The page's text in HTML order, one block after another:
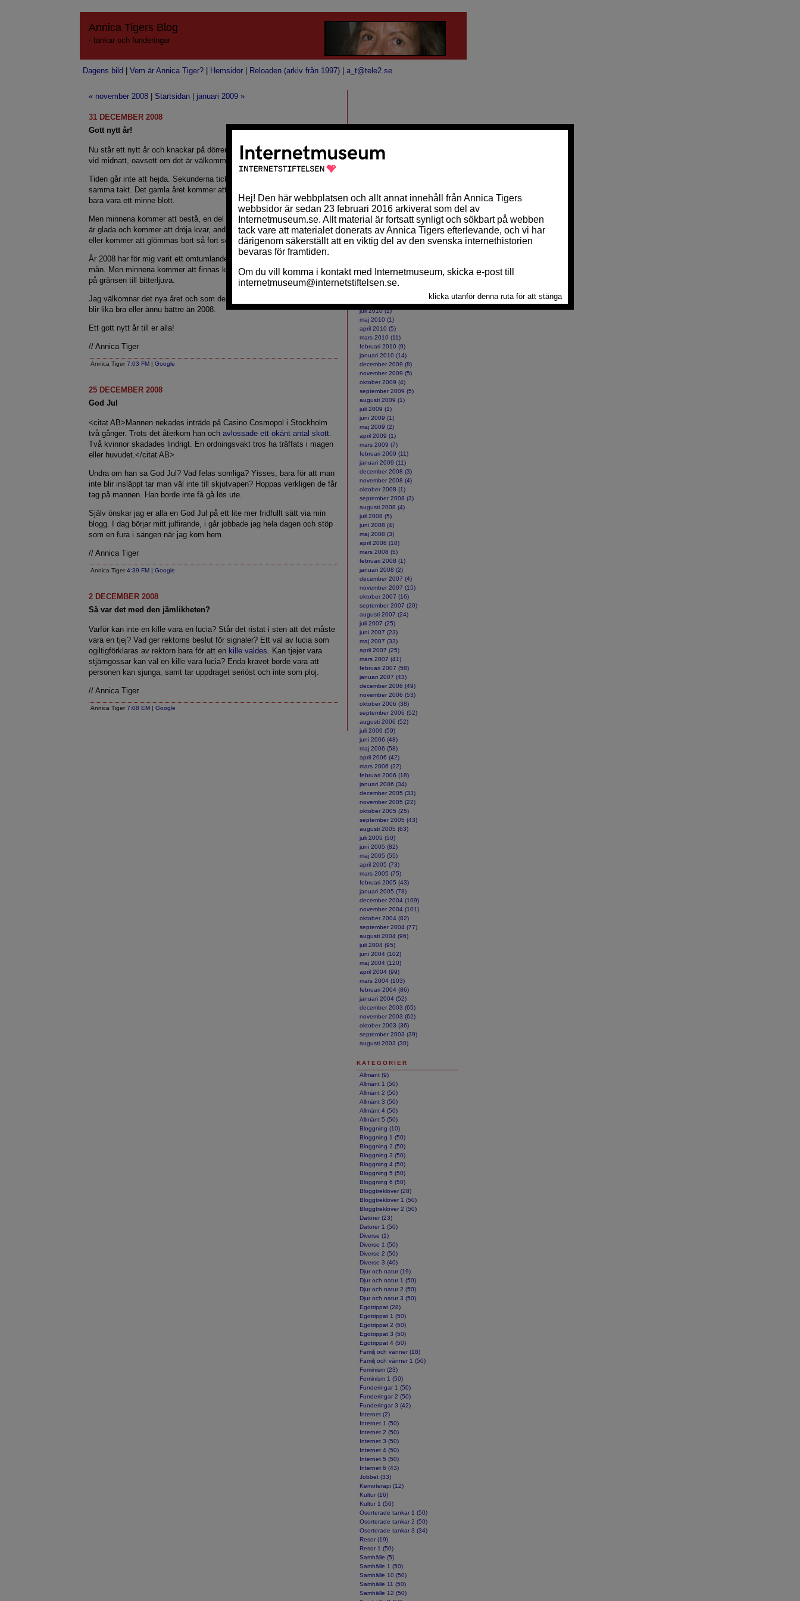
Annica Tigers Blog
- tankar och funderingar
Dagens bild |Vem är Annica Tiger? Hemsidor Reloaden (arkiv från 1997) |a_t@tele2.se
« november 2008 Startsidan januari 2009 »
31 DECEMBER 2008
Gott nytt år!
Nu står ett nytt år och knackar på dörren. I kväll släpps det nya året in
vid midnatt, oavsett om det är välkommet eller inte.
Tiden går inte att hejda. Sekunderna tickar på. Livet rinner undan i
samma takt. Det gamla året kommer att gå ut bakvägen och med det
bara vara ett minne blott.
Men minnena kommer att bestå, en del längre än andra. En del minnen
är glada och kommer att dröja kvar, andra minnen har redan glömts bort
eller kommer att glömmas bort så fort som möjligt.
År 2008 har för mig varit ett omtumlande år. Nästan osannolikt i viss
mån. Men minnena kommer att finnas kvar länge. Ljuva minnen, en del
på gränsen till bitterljuva.
Jag välkomnar det nya året och som de flesta hoppas jag på att 2009
blir lika bra eller ännu bättre än 2008.
Ett gott nytt år till er alla!
// Annica Tiger
Annica Tiger7:03 FM |Google
25 DECEMBER 2008
God Jul
<citat AB>Mannen nekades inträde på Casino Cosmopol i Stockholm
två gånger. Trots det återkom han ochavlossade ett okänt antal skott.
Två kvinnor skadades lindrigt. En ordningsvakt tros ha träffats i magen
eller huvudet.</citat AB>
Undra om han sa God Jul? Vad felas somliga? Yisses, bara för att man
inte blir insläppt tar man väl inte till skjutvapen? Hoppas verkligen de får
tag på mannen. Han borde inte få gå lös ute.
Själv önskar jag er alla en God Jul på ett lite mer fridfullt sätt via min
blogg. I dag börjar mitt julfirande, i går jobbade jag hela dagen och stöp
som en fura i sängen när jag kom hem.
// Annica Tiger
Annica Tiger4:39 FM |Google
2 DECEMBER 2008
Så var det med den jämlikheten?
Varför kan inte en kille vara en lucia? Står det ristat i sten att det måste
vara en tjej? Vad ger rektorns beslut för signaler? Ett val av lucia som
ogiltigförklaras av rektorn bara för att en kille valdes. Kan tjejer vara
stjärngossar kan väl en kille vara lucia? Enda kravet borde vara att
personen kan sjunga, samt tar uppdraget seriöst och inte som ploj.
// Annica Tiger
Annica Tiger7:08 EM |Google
Sön
Mån Ons Fre
Lör
1
2 3 4 5
6
7
8 9 10 11 12
13
14
15 16 17 18 19
20
21
22 23 24 25 26
27
28
29 30 31
ARKIV
oktober 2010 (2)
juli 2010 (1)
maj 2010 (1)
april 2010 (5)
mars 2010 (11)
februari 2010 (9)
januari 2010 (14)
december 2009 (8)
november 2009 (5)
oktober 2009 (4)
september 2009 (5)
augusti 2009 (1)
juli 2009 (1)
juni 2009 (1)
maj 2009 (2)
april 2009 (1)
mars 2009 (7)
februari 2009 (11)
januari 2009 (11)
december 2008 (3)
november 2008 (4)
oktober 2008 (1)
september 2008 (3)
augusti 2008 (4)
juli 2008 (5)
juni 2008 (4)
maj 2008 (3)
april 2008 (10)
mars 2008 (5)
februari 2008 (1)
januari 2008 (2)
december 2007 (4)
november 2007 (15)
oktober 2007 (16)
september 2007 (20)
augusti 2007 (24)
juli 2007 (25)
juni 2007 (23)
maj 2007 (33)
april 2007 (25)
mars 2007 (41)
februari 2007 (58)
januari 2007 (43)
december 2006 (49)
november 2006 (53)
oktober 2006 (38)
september 2006 (52)
augusti 2006 (52)
juli 2006 (59)
juni 2006 (48)
maj 2006 (58)
april 2006 (42)
mars 2006 (22)
februari 2006 (18)
januari 2006 (34)
december 2005 (33)
november 2005 (22)
oktober 2005 (25)
september 2005 (43)
augusti 2005 (63)
juli 2005 (50)
juni 2005 (82)
maj 2005 (55)
april 2005 (73)
mars 2005 (75)
februari 2005 (43)
januari 2005 (78)
december 2004 (109)
november 2004 (101)
oktober 2004 (82)
september 2004 (77)
augusti 2004 (96)
juli 2004 (95)
juni 2004 (102)
maj 2004 (120)
april 2004 (99)
mars 2004 (103)
februari 2004 (86)
januari 2004 (52)
december 2003 (65)
november 2003 (62)
oktober 2003 (36)
september 2003 (39)
augusti 2003 (30)
KATEGORIER
Allmänt (9)
Allmänt 1 (50)
Allmänt 2 (50)
Allmänt 3 (50)
Allmänt 4 (50)
Allmänt 5 (50)
Bloggning (10)
Bloggning 1 (50)
Bloggning 2 (50)
Bloggning 3 (50)
Bloggning 4 (50)
Bloggning 5 (50)
Bloggning 6 (50)
Bloggtreklöver (28)
Bloggtreklöver 1 (50)
Bloggtreklöver 2 (50)
Datorer (23)
Datorer 1 (50)
Diverse (1)
Diverse 1 (50)
Diverse 2 (50)
Diverse 3 (40)
Djur och natur (19)
Djur och natur 1 (50)
Djur och natur 2 (50)
Djur och natur 3 (50)
Egotrippat (28)
Egotrippat 1 (50)
Egotrippat 2 (50)
Egotrippat 3 (50)
Egotrippat 4 (50)
Familj och vänner (18)
Familj och vänner 1 (50)
Feminism (23)
Feminism 1 (50)
Funderingar 1 (50)
Funderingar 2 (50)
Funderingar 3 (42)
Internet (2)
Internet 1 (50)
Internet 2 (50)
Internet 3 (50)
Internet 4 (50)
Internet 5 (50)
Internet 6 (43)
Jobbet (33)
Kemoterapi (12)
Kultur (16)
Kultur 1 (50)
Osorterade tankar 1 (50)
Osorterade tankar 2 (50)
Osorterade tankar 3 (34)
Resor (19)
Resor 1 (50)
Samhälle (5)
Samhälle 1 (50)
Samhälle 10 (50)
Samhälle 11 (50)
Samhälle 12 (50)